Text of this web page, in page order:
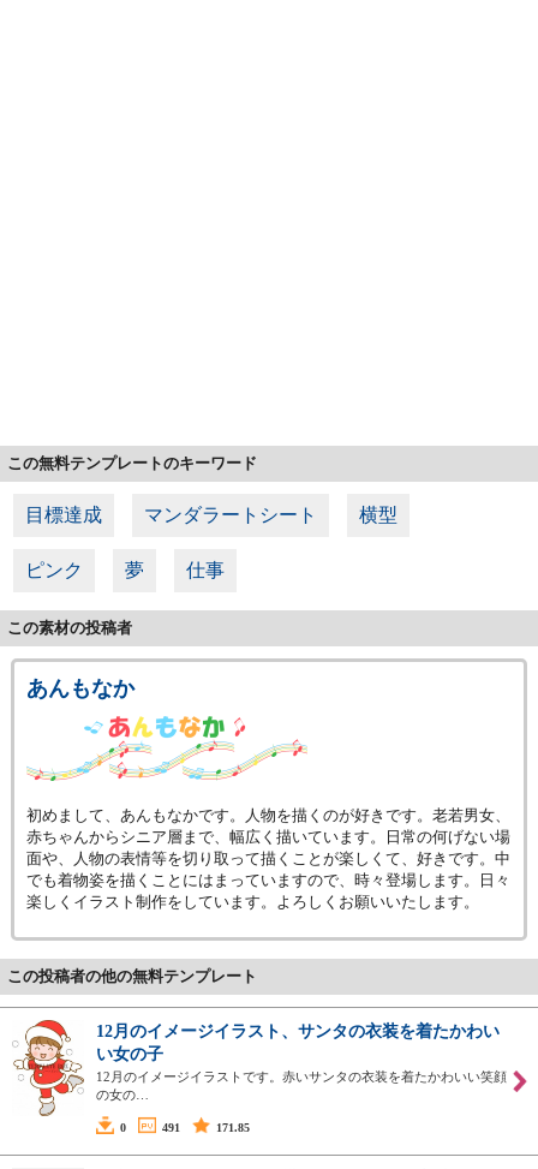
この無料テンプレートのキーワード
目標達成 マンダラートシート 横型
ピンク 夢 仕事
この素材の投稿者
あんもなか
初めまして、あんもなかです。人物を描くのが好きです。老若男女、
赤ちゃんからシニア層まで、幅広く描いています。日常の何げない場
面や、人物の表情等を切り取って描くことが楽しくて、好きです。中
でも着物姿を描くことにはまっていますので、時々登場します。日々
楽しくイラスト制作をしています。よろしくお願いいたします。
この投稿者の他の無料テンプレート
12月のイメージイラスト、サンタの衣装を着たかわい
い女の子
12月のイメージイラストです。赤いサンタの衣装を着たかわいい笑顔
の女の…
0 491 171.85